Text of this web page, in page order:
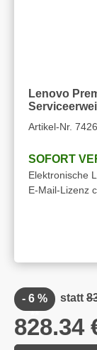
Lenovo
Artikel-Nr.
SOFORT
Elektronische
E-Mail-Lizenz
- 6 %
statt
828.34